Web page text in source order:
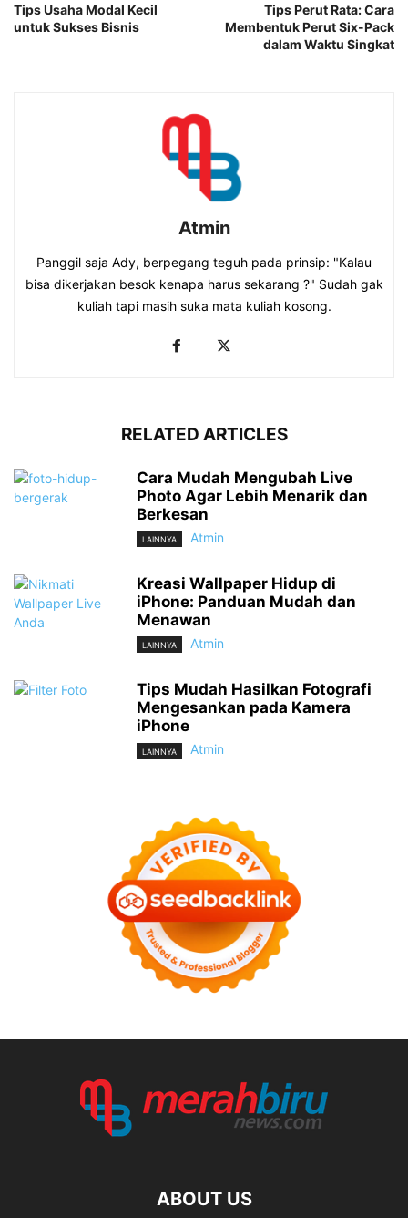
Tips Usaha Modal Kecil
untuk Sukses Bisnis
Tips Perut Rata: Cara
Membentuk Perut Six-Pack
dalam Waktu Singkat
Atmin
Panggil saja Ady, berpegang teguh pada prinsip: "Kalau
bisa dikerjakan besok kenapa harus sekarang ?" Sudah gak
kuliah tapi masih suka mata kuliah kosong.
RELATED ARTICLES
Cara Mudah Mengubah Live
Photo Agar Lebih Menarik dan
Berkesan
LAINNYA Atmin
Kreasi Wallpaper Hidup di
iPhone: Panduan Mudah dan
Menawan
LAINNYA Atmin
Tips Mudah Hasilkan Fotografi
Mengesankan pada Kamera
iPhone
LAINNYA Atmin
ABOUT US